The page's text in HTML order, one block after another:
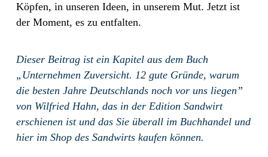
Köpfen, in unseren Ideen, in unserem Mut. Jetzt ist
der Moment, es zu entfalten.
Dieser Beitrag ist ein Kapitel aus dem Buch
„Unternehmen Zuversicht. 12 gute Gründe, warum
die besten Jahre Deutschlands noch vor uns liegen”
von Wilfried Hahn, das in der Edition Sandwirt
erschienen ist und das Sie überall im Buchhandel und
hier im Shop des Sandwirts kaufen können.